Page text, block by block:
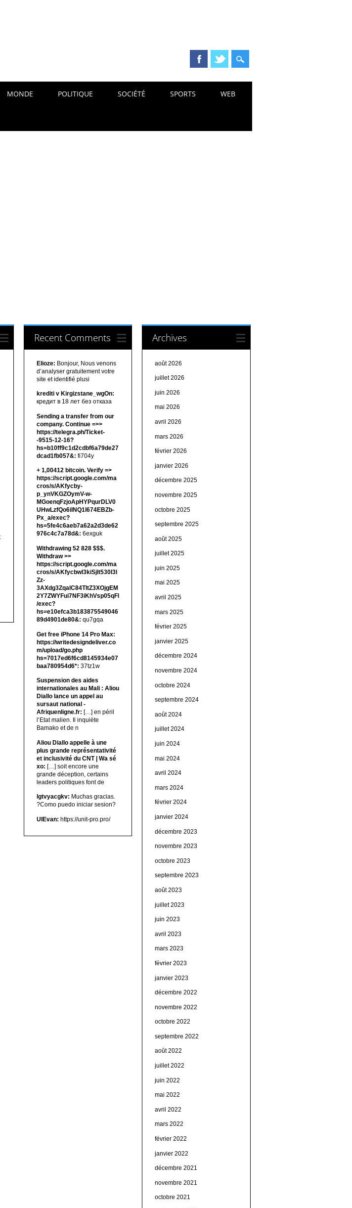
MONDE POLITIQUE SOCIÉTÉ SPORTS WEB
Recent Comments
Elioze: Bonjour, Nous venons
d’analyser gratuitement votre
site et identifié plusi
krediti v Kirgizstane_wgOn:
кредит в 18 лет без отказа
Sending a transfer from our
company. Continue =>>
https://telegra.ph/Ticket-
-9515-12-16?
hs=b10ff9c1d2cdbf6a79de27
dcad1fb057&: fi704y
+ 1,00412 bitсоin. Verify =>
https://script.google.com/ma
cros/s/AKfycby-
p_ynVKGZOymV-w-
MGoenqFzjoApHYPqurDLV0
UHwLzfQo6ilNQ1l674EBZb-
Px_a/exec?
hs=5fe4c6aeb7a62a2d3de62
976c4c7a78d&: 6exguk
Withdrawing 52 828 $$$.
Withdrаw >>
https://script.google.com/ma
cros/s/AKfycbwl3kiSjlt530I3l
Zz-
3AXdg3ZqalC84TltZ3XOjgEM
2Y7ZWYFui7NF3iKhVsp05qFl
/exec?
hs=e10efca3b183875549046
89d4901de80&: qu7gqa
Get free iPhone 14 Pro Max:
https://writedesigndeliver.co
m/upload/go.php
hs=7017ed6f6cd8145934e07
baa780954d6*: 37tz1w
Suspension des aides
internationales au Mali : Aliou
Diallo lance un appel au
sursaut national -
Afriquenligne.fr: […] en péril
l’Etat malien. Il inquiète
Bamako et de n
Aliou Diallo appelle à une
plus grande représentativité
et inclusivité du CNT | Wa sé
xo: […] soit encore une
grande déception, certains
leaders politiques font de
lgtvyacgkv: Muchas gracias.
?Como puedo iniciar sesion?
UIEvan: https://unit-pro.pro/
Archives
août 2026
juillet 2026
juin 2026
mai 2026
avril 2026
mars 2026
février 2026
janvier 2026
décembre 2025
novembre 2025
octobre 2025
septembre 2025
août 2025
juillet 2025
juin 2025
mai 2025
avril 2025
mars 2025
février 2025
janvier 2025
décembre 2024
novembre 2024
octobre 2024
septembre 2024
août 2024
juillet 2024
juin 2024
mai 2024
avril 2024
mars 2024
février 2024
janvier 2024
décembre 2023
novembre 2023
octobre 2023
septembre 2023
août 2023
juillet 2023
juin 2023
avril 2023
mars 2023
février 2023
janvier 2023
décembre 2022
novembre 2022
octobre 2022
septembre 2022
août 2022
juillet 2022
juin 2022
mai 2022
avril 2022
mars 2022
février 2022
janvier 2022
décembre 2021
novembre 2021
octobre 2021